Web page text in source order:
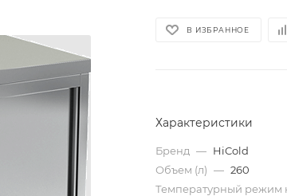
В ИЗБРАННОЕ
Характеристики
Бренд — HiCold
Объем (л) — 260
Температурный режим